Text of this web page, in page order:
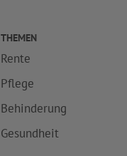
THEMEN
Rente
Pflege
Behinderung
Gesundheit